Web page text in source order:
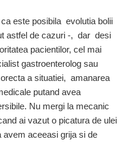
este posibila evolutia bolii
astfel de cazuri -, dar desi
pacientilor, cel mai
gastroenterolog sau
a situatiei, amanarea
putand avea
Nu mergi la mecanic
ai vazut o picatura de ulei
aceeasi grija si de